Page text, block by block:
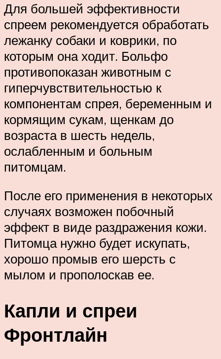
Для большей эффективности
спреем рекомендуется обработать
лежанку собаки и коврики, по
которым она ходит. Больфо
противопоказан животным с
гиперчувствительностью к
компонентам спрея, беременным и
кормящим сукам, щенкам до
возраста в шесть недель,
ослабленным и больным
питомцам.
После его применения в некоторых
случаях возможен побочный
эффект в виде раздражения кожи.
Питомца нужно будет искупать,
хорошо промыв его шерсть с
мылом и прополоскав ее.
Капли и спреи
Фронтлайн